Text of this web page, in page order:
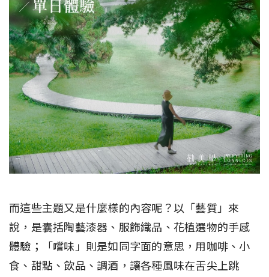
而這些主題又是什麼樣的內容呢？以「藝質」來
說，是囊括陶藝漆器、服飾織品、花植選物的手感
體驗；「嚐味」則是如同字面的意思，用咖啡、小
食、甜點、飲品、調酒，讓各種風味在舌尖上跳